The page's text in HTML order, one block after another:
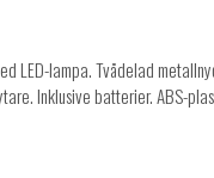
LED-lampa. Tvådelad
Inklusive batterier. ABS-